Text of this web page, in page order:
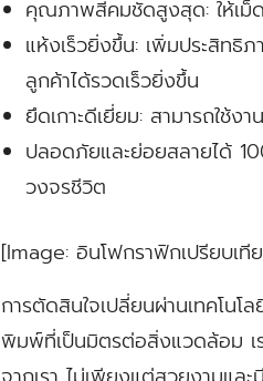
คุณภาพสีคมชัดสูงสุด:ให้เม็
แห้งเร็วยิ่งขึ้น:เพิ่มประสิทธิภ
ลูกค้าได้รวดเร็วยิ่งขึ้น
ยึดเกาะดีเยี่ยม:สามารถใช้งา
ปลอดภัยและย่อยสลายได้
วงจรชีวิต
[Image: อินโฟกราฟิกเปรียบเ
การตัดสินใจเปลี่ยนผ่านเทคโน
พิมพ์ที่เป็นมิตรต่อสิ่งแวดล้อม เ